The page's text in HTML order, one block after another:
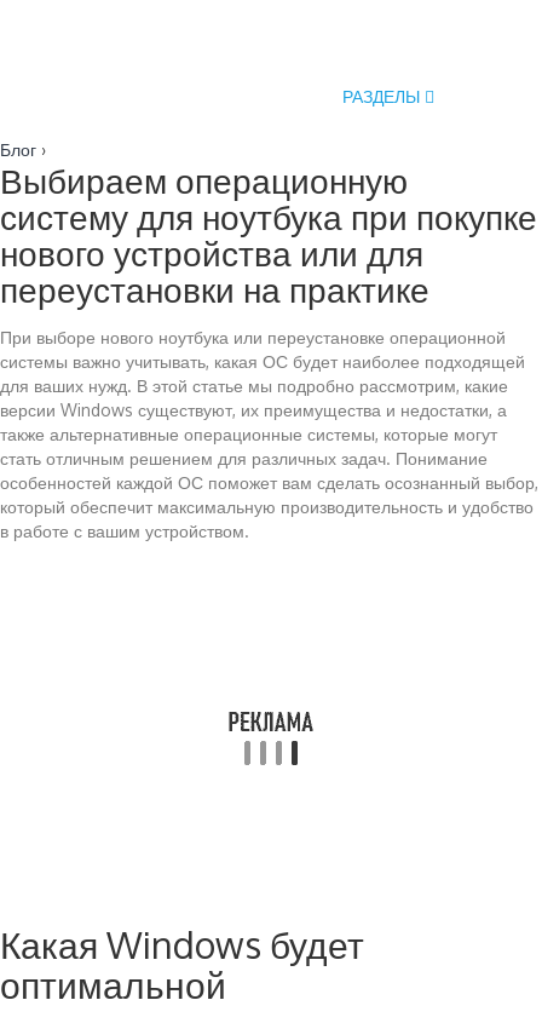
РАЗДЕЛЫ
Блог ›
Выбираем операционную
систему для ноутбука при покупке
нового устройства или для
переустановки на практике
При выборе нового ноутбука или переустановке операционной
системы важно учитывать, какая ОС будет наиболее подходящей
для ваших нужд. В этой статье мы подробно рассмотрим, какие
версии Windows существуют, их преимущества и недостатки, а
также альтернативные операционные системы, которые могут
стать отличным решением для различных задач. Понимание
особенностей каждой ОС поможет вам сделать осознанный выбор,
который обеспечит максимальную производительность и удобство
в работе с вашим устройством.
Какая Windows будет
оптимальной